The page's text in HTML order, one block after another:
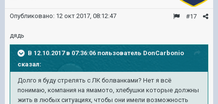
#17
Опубликовано: 12 окт 2017, 08:12:47
дядь
В 12.10.2017 в 07:36:06 пользователь DonCarbonio
сказал:
Долго я буду стрелять с ЛК болванками? Нет я всё
понимаю, компания на ямамото, хлебушки которые должны
жить в любых ситуациях, чтобы они имели возможность